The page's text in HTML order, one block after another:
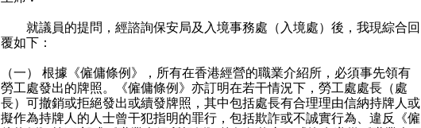
就議員的提問，經諮詢保安局及入境事務處（入境處）後，我現綜合回
覆如下：
（一） 根據《僱傭條例》，所有在香港經營的職業介紹所，必須事先領有
勞工處發出的牌照。《僱傭條例》亦訂明在若干情況下，勞工處處長（處
長）可撤銷或拒絕發出或續發牌照，其中包括處長有合理理由信納持牌人或
擬作為持牌人的人士曾干犯指明的罪行，包括欺詐或不誠實行為、違反《僱